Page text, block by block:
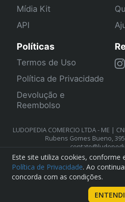
Mídia Kit
API
Políticas
Termos de Uso
Política de Privacidade
Devolução e
Reembolso
LUDOPEDIA COMERCIO LTDA - ME |
Rubens Gomes Bueno,
Este site utiliza cookies, conforme
Política de Privacidade. Ao
concorda com as condições.
ENTENDI